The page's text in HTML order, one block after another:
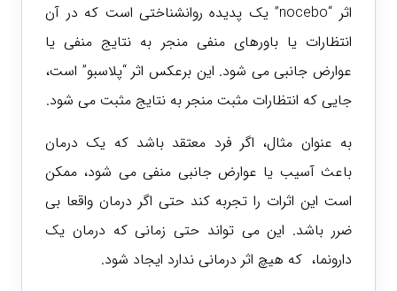
اثر “nocebo” یک پدیده روانشناختی است که در آن
انتظارات یا باورهای منفی منجر به نتایج منفی یا
عوارض جانبی می شود. این برعکس اثر “پلاسبو” است،
جایی که انتظارات مثبت منجر به نتایج مثبت می شود.
به عنوان مثال، اگر فرد معتقد باشد که یک درمان
باعث آسیب یا عوارض جانبی منفی می شود، ممکن
است این اثرات را تجربه کند حتی اگر درمان واقعا بی
ضرر باشد. این می تواند حتی زمانی که درمان یک
دارونما، که هیچ اثر درمانی ندارد ایجاد شود.